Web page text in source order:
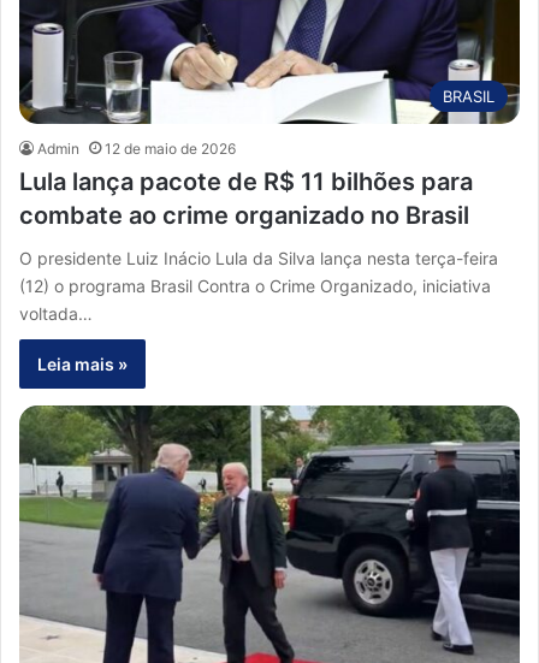
BRASIL
Admin 12 de maio de 2026
Lula lança pacote de R$ 11 bilhões para
combate ao crime organizado no Brasil
O presidente Luiz Inácio Lula da Silva lança nesta terça-feira
(12) o programa Brasil Contra o Crime Organizado, iniciativa
voltada…
Leia mais »